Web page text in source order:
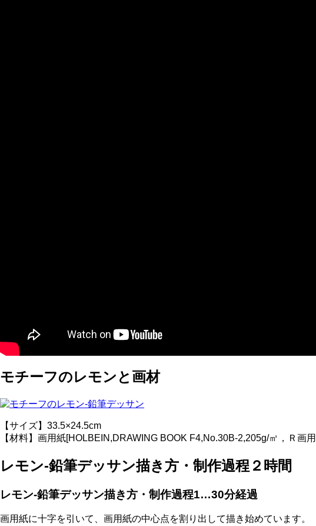
モチーフのレモンと画材
【サイズ】33.5×24.5cm
【材料】画用紙[HOLBEIN,DRAWING BOOK F4,No.30B-2,205g/㎡，Ｒ
レモン-鉛筆デッサン描き方・制作過程２時間
レモン-鉛筆デッサン描き方・制作過程1…30分経過
画用紙に十字を引いて、画用紙の中心点を割り出して描き始めています。